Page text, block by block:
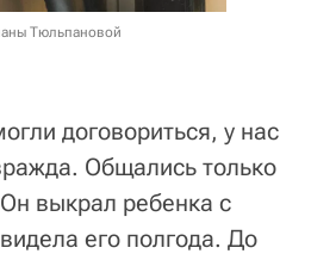
Тюльпановой
договориться, у нас
Общались только
выкрал ребенка с
его полгода. До